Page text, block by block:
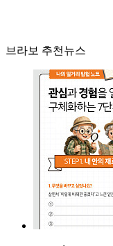
브라보 추천뉴스